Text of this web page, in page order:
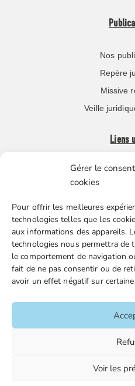
Gérer le
cookies
Pour offrir les meilleures
technologies telles que les
aux informations des appareils.
technologies nous permettra de
le comportement de navigation
fait de ne pas consentir ou de
avoir un effet négatif sur
Voir les
Nos
Repère
Missive
Veille
Liens
Boutique
Nos
Gestion
FGTA-FO / 15 avenue Victor